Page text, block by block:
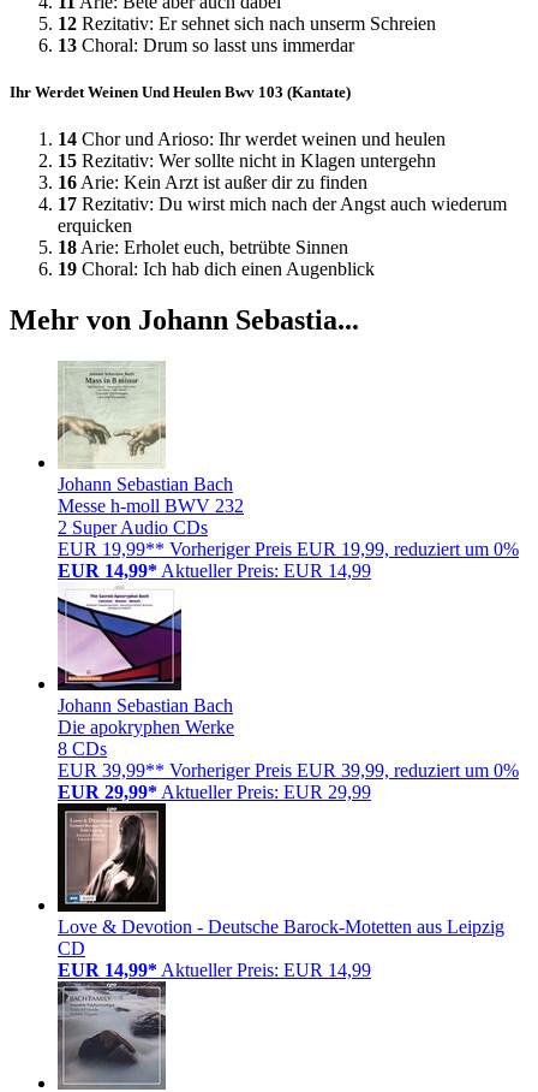
12 Rezitativ: Er sehnet sich nach unserm Schreien
13 Choral: Drum so lasst uns immerdar
Ihr Werdet Weinen Und Heulen Bwv 103 (Kantate)
14 Chor und Arioso: Ihr werdet weinen und heulen
15 Rezitativ: Wer sollte nicht in Klagen untergehn
16 Arie: Kein Arzt ist außer dir zu finden
17 Rezitativ: Du wirst mich nach der Angst auch wiederum
erquicken
18 Arie: Erholet euch, betrübte Sinnen
19 Choral: Ich hab dich einen Augenblick
Mehr von Johann Sebastia...
Johann Sebastian Bach
Messe h-moll BWV 232
2 Super Audio CDs
EUR 19,99** Vorheriger Preis EUR 19,99, reduziert um 0%
EUR 14,99* Aktueller Preis: EUR 14,99
Johann Sebastian Bach
Die apokryphen Werke
8 CDs
EUR 39,99** Vorheriger Preis EUR 39,99, reduziert um 0%
EUR 29,99* Aktueller Preis: EUR 29,99
Love & Devotion - Deutsche Barock-Motetten aus Leipzig
CD
EUR 14,99* Aktueller Preis: EUR 14,99